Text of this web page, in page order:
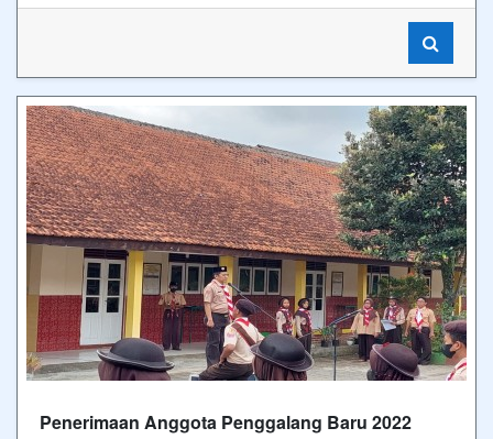
Penerimaan Anggota Penggalang Baru 2022